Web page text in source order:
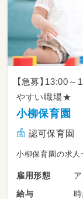
【急募】13:00
やすい職場★
小柳保育園
認可保育園
小柳保育園の求人
雇用形態
給与